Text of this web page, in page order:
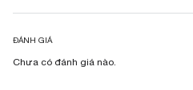
ĐÁNH GIÁ
Chưa có đánh giá nào.